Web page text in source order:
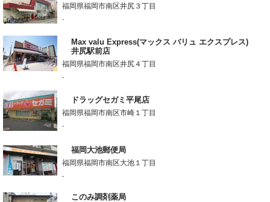
福岡県福岡市南区井尻３丁目
-
Max valu Express(マックス バリュ エクスプレス)
井尻駅前店
福岡県福岡市南区井尻４丁目
-
ドラッグセガミ平尾店
福岡県福岡市南区市崎１丁目
-
福岡大池郵便局
福岡県福岡市南区大池１丁目
-
このみ調剤薬局